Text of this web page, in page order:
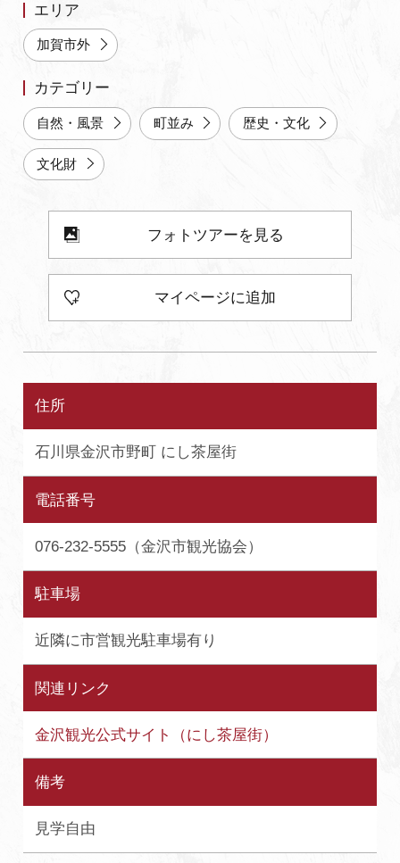
パンフレットダウンロード
写真ダウンロード
よくあるご質問・お問い合わせ
プライバシーポリシー
エリア
加賀市外
カテゴリー
自然・風景 町並み 歴史・文化
文化財
フォトツアーを見る
マイページに追加
住所
石川県金沢市野町 にし茶屋街
電話番号
076-232-5555（金沢市観光協会）
駐車場
近隣に市営観光駐車場有り
関連リンク
金沢観光公式サイト（にし茶屋街）
備考
見学自由